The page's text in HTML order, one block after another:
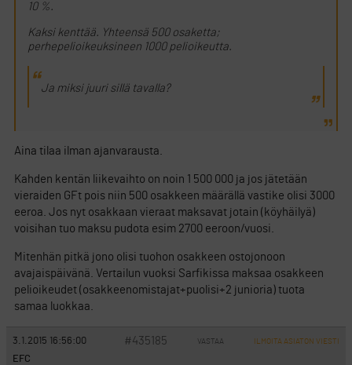
10 %.
Kaksi kenttää. Yhteensä 500 osaketta;
perhepelioikeuksineen 1000 pelioikeutta.
Ja miksi juuri sillä tavalla?
Aina tilaa ilman ajanvarausta.
Kahden kentän liikevaihto on noin 1 500 000 ja jos jätetään
vieraiden GFt pois niin 500 osakkeen määrällä vastike olisi 3000
eeroa. Jos nyt osakkaan vieraat maksavat jotain (köyhäilyä)
voisihan tuo maksu pudota esim 2700 eeroon/vuosi.
Mitenhän pitkä jono olisi tuohon osakkeen ostojonoon
avajaispäivänä. Vertailun vuoksi Sarfikissa maksaa osakkeen
pelioikeudet (osakkeenomistajat+puolisi+2 junioria) tuota
samaa luokkaa.
3.1.2015 16:56:00 #435185 VASTAA ILMOITA ASIATON VIESTI
EFC